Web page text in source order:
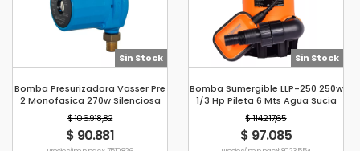
Sin Stock
Bomba Presurizadora Vasser Pre
2 Monofasica 270w Silenciosa
$ 106.918,82
$ 90.881
Sin Stock
Bomba Sumergible LLP-250 250w
1/3 Hp Pileta 6 Mts Agua Sucia
Limpia
$ 114.217,65
$ 97.085